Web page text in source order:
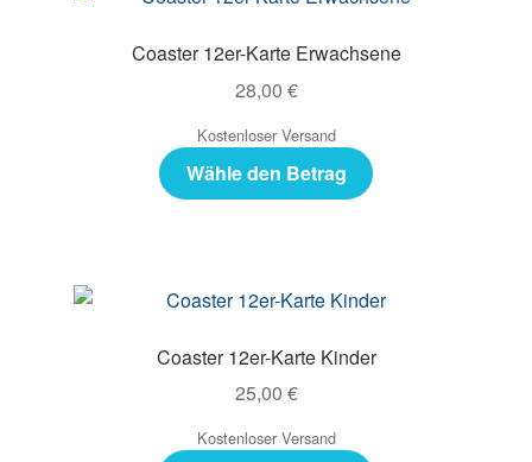
Coaster 12er-Karte Erwachsene
28,00 €
Kostenloser Versand
Wähle den Betrag
Coaster 12er-Karte Kinder
25,00 €
Kostenloser Versand